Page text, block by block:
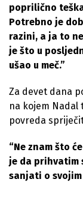
poprilično
Potrebno je
razini, a ja to
je što u
ušao u meč.”
Za devet dana
na kojem Nadal
povreda
“Ne znam što
je da prihvatim
sanjati o